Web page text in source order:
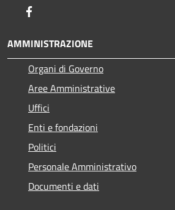
AMMINISTRAZIONE
Organi di Governo
Aree Amministrative
Uffici
Enti e fondazioni
Politici
Personale Amministrativo
Documenti e dati